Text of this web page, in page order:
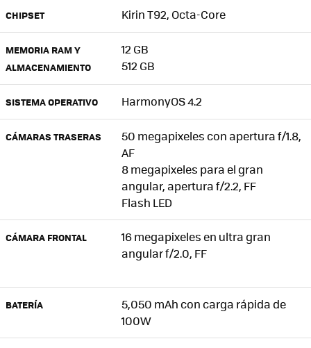
CHIPSET Kirin T92, Octa-Core
MEMORIA RAM Y
ALMACENAMIENTO
12 GB
512 GB
SISTEMA OPERATIVO HarmonyOS 4.2
CÁMARAS TRASERAS
50 megapixeles con apertura f/1.8,
AF
8 megapixeles para el gran
angular, apertura f/2.2, FF
Flash LED
CÁMARA FRONTAL
16 megapixeles en ultra gran
angular f/2.0, FF
BATERÍA
5,050 mAh con carga rápida de
100W